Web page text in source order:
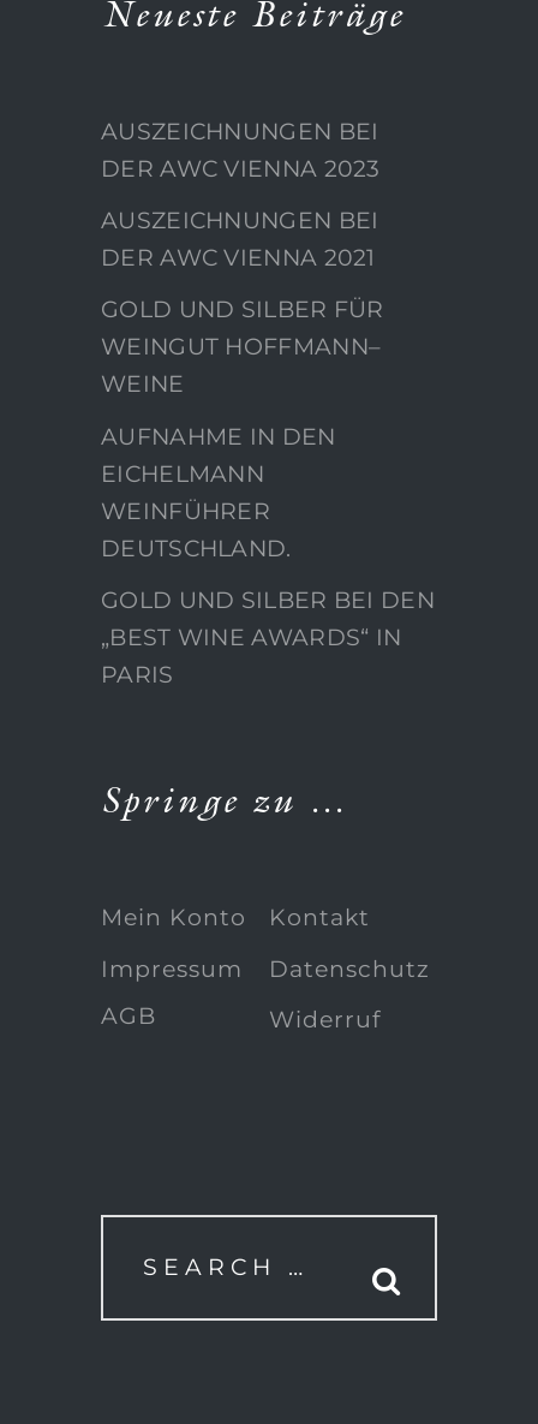
Neueste Beiträge
AUSZEICHNUNGEN BEI
DER AWC VIENNA 2023
AUSZEICHNUNGEN BEI
DER AWC VIENNA 2021
GOLD UND SILBER FÜR
WEINGUT HOFFMANN–
WEINE
AUFNAHME IN DEN
EICHELMANN
WEINFÜHRER
DEUTSCHLAND.
GOLD UND SILBER BEI DEN
„BEST WINE AWARDS“ IN
PARIS
Springe zu …
Mein Konto
Kontakt
Impressum
AGB
Datenschutz
Widerruf